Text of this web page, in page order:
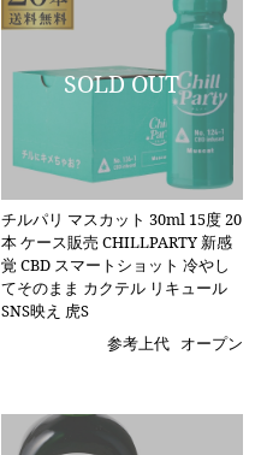
チルパリ マスカット 30ml 15度 20
本 ケース販売 CHILLPARTY 新感
覚 CBD スマートショット 冷やし
てそのまま カクテル リキュール
SNS映え 虎S
参考上代 オープン